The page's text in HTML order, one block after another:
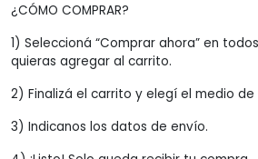
¿CÓMO COMPRAR?
1) Seleccioná “Comprar ahora” en
quieras agregar al carrito.
2) Finalizá el carrito y elegí el medio de
3) Indicanos los datos de envío.